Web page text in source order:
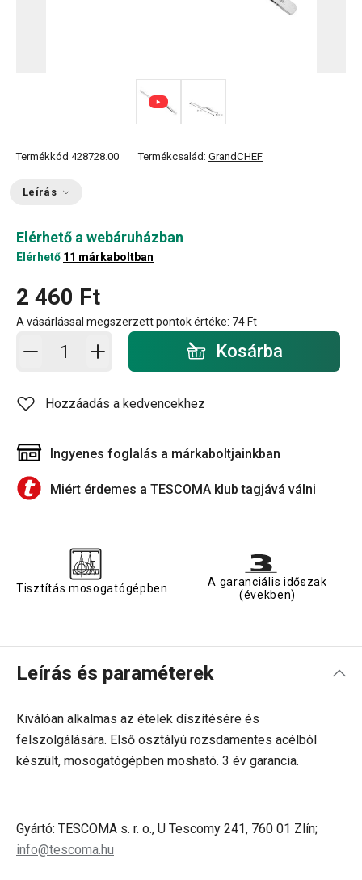
Termékkód 428728.00 Termékcsalád: GrandCHEF
Leírás
Elérhető a webáruházban
Elérhető 11 márkaboltban
2 460 Ft
A vásárlással megszerzett pontok értéke: 74 Ft
Kosárba - mennyiség Kosárba
Hozzáadás a kedvencekhez
Ingyenes foglalás a márkaboltjainkban
Miért érdemes a TESCOMA klub tagjává válni
Tisztítás mosogatógépben
A garanciális időszak
(években)
Leírás és paraméterek
Kiválóan alkalmas az ételek díszítésére és
felszolgálására. Első osztályú rozsdamentes acélból
készült, mosogatógépben mosható. 3 év garancia.
Gyártó: TESCOMA s. r. o., U Tescomy 241, 760 01 Zlín;
info@tescoma.hu